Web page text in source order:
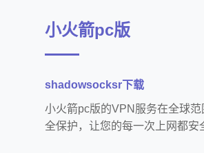
小火箭pc版
shadowsocksr下载
小火箭pc版的VPN服务在全球
全保护，让您的每一次上网都安